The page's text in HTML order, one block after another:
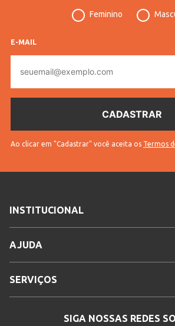
Feminino
E-MAIL
mail
Ao clicar em "Cadastrar" você aceita os Termos
INSTITUCIONAL
AJUDA
SERVIÇOS
SIGA NOSSAS REDES